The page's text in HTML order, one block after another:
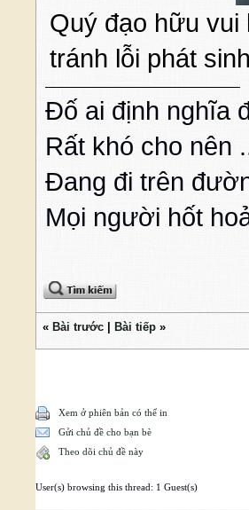
Quý đạo hữu
tránh lỗi phát
Đố ai định nghĩa
Rất khó cho nên
Đang đi trên
Mọi người hốt
« Bài trước Bài tiếp »
Xem ở phiên bản có thể in
Gửi chủ đề cho bạn bè
Theo dõi chủ đề này
User(s) browsing this thread: 1 Guest(s)